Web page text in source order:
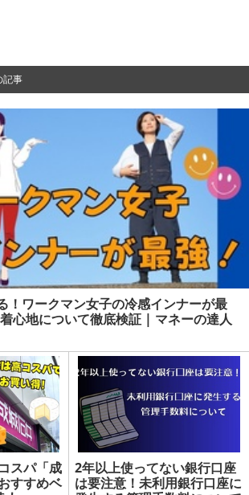
記事
！ワークマン女子の冷感インナーが最
心地について徹底検証 | マネーの達人
スパ「成
すすめベ
2年以上使ってない銀行口座
は要注意！未利用銀行口座に